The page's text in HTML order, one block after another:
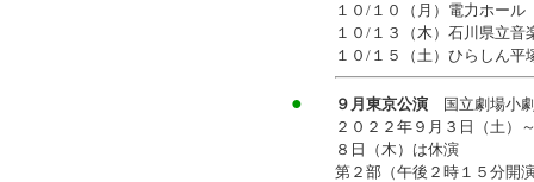
１０/１０（月）電力ホール
１０/１３（木）石川県立音
１０/１５（土）ひらしん平
● ９月東京公演 国立劇場小
２０２２年９月３日（土
８日（木）は休演
第２部（午後２時１５分開